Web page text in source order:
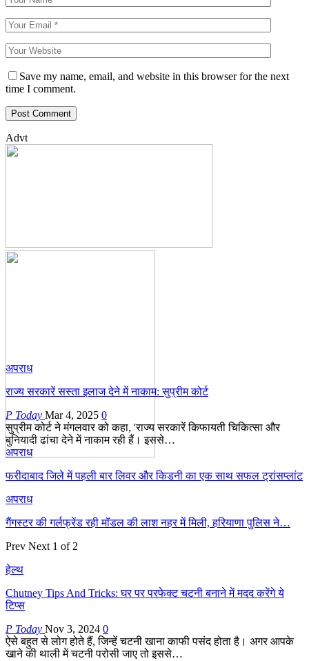
Save my name, email, and website in this browser for the next
time I comment.
Advt
अपराध
राज्य सरकारें सस्ता इलाज देने में नाकाम: सुप्रीम कोर्ट
P Today Mar 4, 2025 0
सुप्रीम कोर्ट ने मंगलवार को कहा, 'राज्य सरकारें किफायती चिकित्सा और
बुनियादी ढांचा देने में नाकाम रही हैं। इससे…
अपराध
फरीदाबाद जिले में पहली बार लिवर और किडनी का एक साथ सफल ट्रांसप्लांट
अपराध
गैंगस्टर की गर्लफ्रेंड रही मॉडल की लाश नहर में मिली, हरियाणा पुलिस ने…
Prev Next 1 of 2
हेल्थ
Chutney Tips And Tricks: घर पर परफेक्ट चटनी बनाने में मदद करेंगे ये
टिप्स
P Today Nov 3, 2024 0
ऐसे बहुत से लोग होते हैं, जिन्हें चटनी खाना काफी पसंद होता है। अगर आपके
खाने की थाली में चटनी परोसी जाए तो इससे…